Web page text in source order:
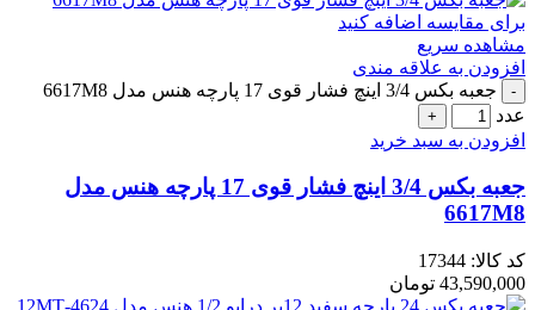
برای مقایسه اضافه کنید
مشاهده سریع
افزودن به علاقه مندی
جعبه بکس 3/4 اینچ فشار قوی 17 پارچه هنس مدل 6617M8
عدد
افزودن به سبد خرید
جعبه بکس 3/4 اینچ فشار قوی 17 پارچه هنس مدل
6617M8
کد کالا: 17344
43,590,000 تومان